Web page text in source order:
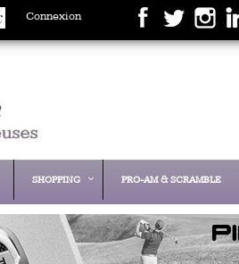
Connexion
SHOPPING PRO-AM & SCRAMBLE